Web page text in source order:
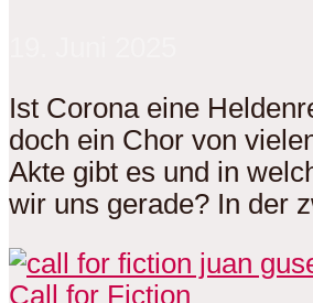
Ist Corona eine
doch ein Chor von
Akte gibt es und in
wir uns gerade? In der
Call for Fiction